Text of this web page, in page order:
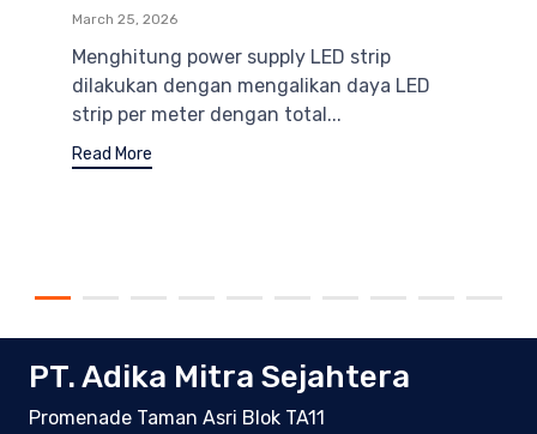
March 25, 2026
Menghitung power supply LED strip
dilakukan dengan mengalikan daya LED
strip per meter dengan total...
Read More
PT. Adika Mitra Sejahtera
Promenade Taman Asri Blok TA11